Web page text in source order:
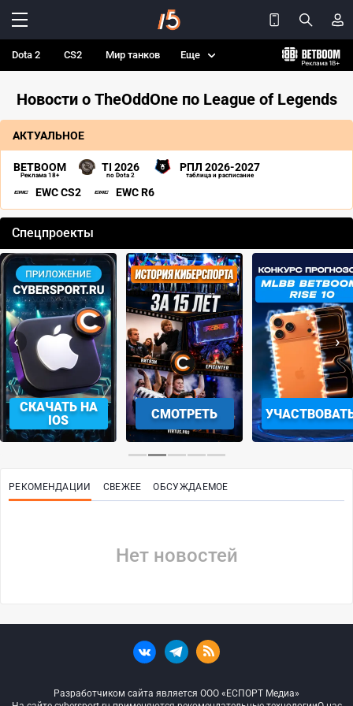
Dota 2 CS2 Мир танков Еще
Новости о TheOddOne по League of Legends
АКТУАЛЬНОЕ
BETBOOM
Реклама 18+
TI 2026
по Dota 2
РПЛ 2026-2027
таблица и расписание
EWC CS2 EWC R6
Спецпроекты
СКАЧАТЬ НА
IOS
СМОТРЕТЬ
‹ ›
РЕКОМЕНДАЦИИ СВЕЖЕЕ ОБСУЖДАЕМОЕ
Нет новостей
Разработчиком сайта является ООО «ЕСПОРТ Медиа»